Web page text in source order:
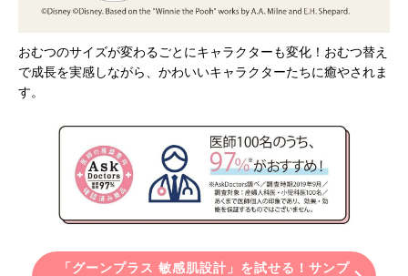
おむつのサイズが変わるごとにキャラクターも変化！おむつ替え
で成長を実感しながら、かわいいキャラクターたちに癒やされま
す。
「グーンプラス 敏感肌設計」を試せる！サンプ